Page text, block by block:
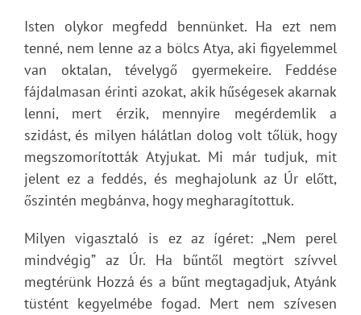
Isten olykor megfedd bennünket. Ha ezt nem
tenné, nem lenne az a bölcs Atya, aki figyelemmel
van oktalan, tévelygő gyermekeire. Feddése
fájdalmasan érinti azokat, akik hűségesek akarnak
lenni, mert érzik, mennyire megérdemlik a
szidást, és milyen hálátlan dolog volt tőlük, hogy
megszomorították Atyjukat. Mi már tudjuk, mit
jelent ez a feddés, és meghajolunk az Úr előtt,
őszintén megbánva, hogy megharagítottuk.
Milyen vigasztaló is ez az ígéret: „Nem perel
mindvégig” az Úr. Ha bűntől megtört szívvel
megtérünk Hozzá és a bűnt megtagadjuk, Atyánk
tüstént kegyelmébe fogad. Mert nem szívesen